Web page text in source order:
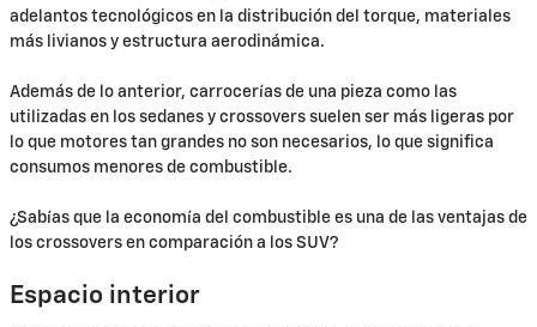
adelantos tecnológicos en la distribución del torque, materiales
más livianos y estructura aerodinámica.
Además de lo anterior, carrocerías de una pieza como las
utilizadas en los sedanes y crossovers suelen ser más ligeras por
lo que motores tan grandes no son necesarios, lo que significa
consumos menores de combustible.
¿Sabías que la economía del combustible es una de las ventajas de
los crossovers en comparación a los SUV?
Espacio interior